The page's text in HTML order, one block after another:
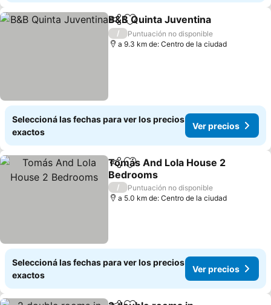
CompartirAñadir a favoritos
B&B Quinta Juventina
/
Puntuación no disponible
a 9.3 km de: Centro de la ciudad
Seleccioná las fechas para ver los precios
exactos
Ver precios
Compartir
Añadir a favoritos
Tomás And Lola House 2
Bedrooms
Ver precios
/
Puntuación no disponible
a 5.0 km de: Centro de la ciudad
Seleccioná las fechas para ver los precios
exactos
Ver precios